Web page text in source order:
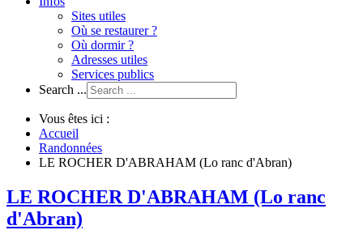
Sites utiles
Où se restaurer ?
Où dormir ?
Adresses utiles
Services publics
Search ...
Vous êtes ici :
Accueil
Randonnées
LE ROCHER D'ABRAHAM (Lo ranc d'Abran)
LE ROCHER D'ABRAHAM (Lo ranc
d'Abran)